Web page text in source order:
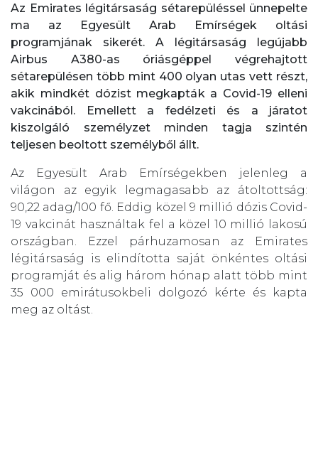
Az Emirates légitársaság sétarepüléssel ünnepelte
ma az Egyesült Arab Emírségek oltási
programjának sikerét. A légitársaság legújabb
Airbus A380-as óriásgéppel végrehajtott
sétarepülésen több mint 400 olyan utas vett részt,
akik mindkét dózist megkapták a Covid-19 elleni
vakcinából. Emellett a fedélzeti és a járatot
kiszolgáló személyzet minden tagja szintén
teljesen beoltott személyből állt.
Az Egyesült Arab Emírségekben jelenleg a
világon az egyik legmagasabb az átoltottság:
90,22 adag/100 fő. Eddig közel 9 millió dózis Covid-
19 vakcinát használtak fel a közel 10 millió lakosú
országban. Ezzel párhuzamosan az Emirates
légitársaság is elindította saját önkéntes oltási
programját és alig három hónap alatt több mint
35 000 emirátusokbeli dolgozó kérte és kapta
meg az oltást.